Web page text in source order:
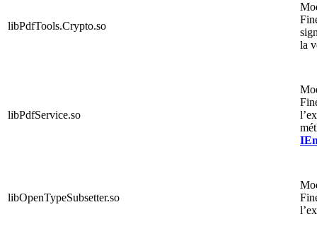
libPdfTools.Crypto.so
la
libPdfService.so
libOpenTypeSubsetter.so